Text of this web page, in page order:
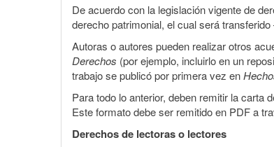
De acuerdo con la legislación vigente de
derecho patrimonial, el cual será
Autoras o autores pueden realizar otros
Derechos (por ejemplo, incluirlo en un
trabajo se publicó por primera vez en
Para todo lo anterior, deben remitir la carta
Este formato debe ser remitido en PDF a
Derechos de lectoras o lectores